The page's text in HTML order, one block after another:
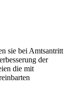
sie bei Amtsantritt
der
die mit